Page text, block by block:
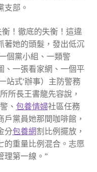
支部。
！徹底的失衡！這違
著她的頭髮，發出低沉
個黨小組、一類警
、一張看家網、一個平
站式’辦事）主防警務
所長王書龍先容說，
、 包養情婦社區任務
黨員她那間咖啡館，
分包養網割比例擺放，
的重量比例混合。志愿
理第一線。”